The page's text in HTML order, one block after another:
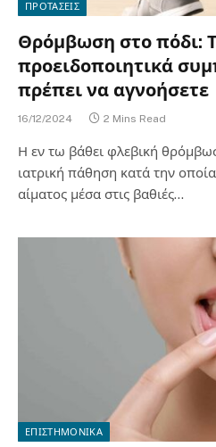
ΠΡΟΤΑΣΕΙΣ
Θρόμβωση στο πόδι:
προειδοποιητικά
πρέπει να αγνοήσετε
16/12/2024 2 Mins Read
Η εν τω βάθει φλεβική
ιατρική πάθηση κατά την
αίματος μέσα στις βαθιές…
ΕΠΙΣΤΗΜΟΝΙΚΑ